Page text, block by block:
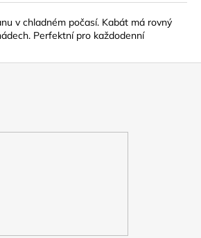
v chladném počasí. Kabát má rovný
Perfektní pro každodenní